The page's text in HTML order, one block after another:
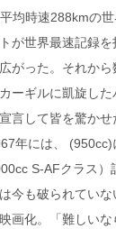
均時速288kmの
が世界最速記録
がった。それか
ーギルに凱旋し
言して皆を驚か
年には、
S-AFクラス）
今も破られていな
画化。「難しい